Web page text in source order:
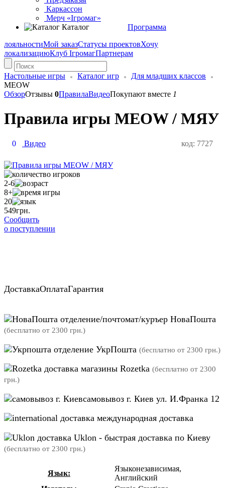
Каркассон
Мерч «Ігромаг»
Каталог
Программа
лояльностиМой заказСтатусы проектовХочу
локализациюКлуб ІгромагПартнерам
Настольные игры Каталог игр
Для младших классов
MEOW
ОбзорОтзывы 0ПравилаВидеоПокупают вместе 1
Правила игры MEOW / МЯУ
0 Видео код: 7727
2-6
8+
20
549грн.
Сообщить
о поступлении
ДоставкаОплатаГарантия
отделение/почтомат/куръер НоваПошта
(бесплатно от 2300 грн.)
отделение УкрПошта (бесплатно от 2300 грн.)
магазины Rozetka (бесплатно от 2300
грн.)
самовывоз г. Киев ул. И.Франка 12
международная доставка
Uklon - быстрая доставка по Киеву
(бесплатно от 2300 грн.)
Язык:
Языконезависимая,
Английский